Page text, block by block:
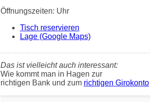
Öffnungszeiten: Uhr
Tisch reservieren
Lage (Google Maps)
Das ist vielleicht auch interessant:
Wie kommt man in Hagen zur
richtigen Bank und zum richtigen Girokonto